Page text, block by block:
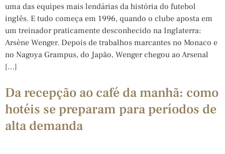
uma das equipes mais lendárias da história do futebol
inglês. E tudo começa em 1996, quando o clube aposta em
um treinador praticamente desconhecido na Inglaterra:
Arsène Wenger. Depois de trabalhos marcantes no Monaco e
no Nagoya Grampus, do Japão, Wenger chegou ao Arsenal
[…]
Da recepção ao café da manhã: como
hotéis se preparam para períodos de
alta demanda